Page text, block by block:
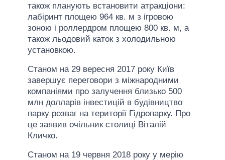
також планують встановити атракціони:
лабіринт площею 964 кв. м з ігровою
зоною і роллердром площею 800 кв. м, а
також льодовий каток з холодильною
установкою.
Станом на 29 вересня 2017 року Київ
завершує переговори з міжнародними
компаніями про залучення близько 500
млн долларів інвестицій в будівництво
парку розваг на території Гідропарку. Про
це заявив очільник столиці Віталій
Кличко.
Станом на 19 червня 2018 року у мерію